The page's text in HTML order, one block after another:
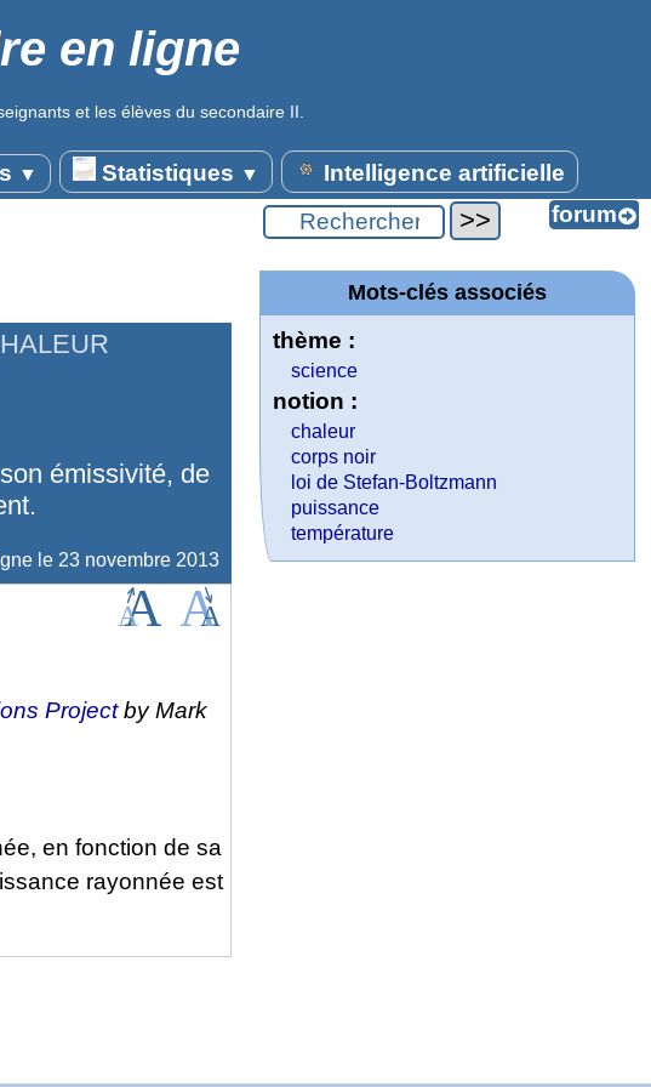
en ligne
et les élèves du secondaire II.
▼ Statistiques ▼ Intelligence artificielle
émissivité, de
le 23 novembre 2013
Projectby Mark
en fonction de sa
rayonnée est
Mots-clés associés
thème :
science
notion :
chaleur
corps noir
loi de Stefan-Boltzmann
puissance
température